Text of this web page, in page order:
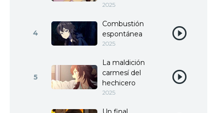
2025
4
Combustión
espontánea
2025
5
La maldición
carmesí del
hechicero
2025